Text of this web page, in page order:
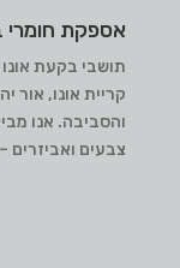
אספקת חומרי
תושבי בקעת
קריית אונו, אור
והסביבה. אנו
צבעים ואביזרים